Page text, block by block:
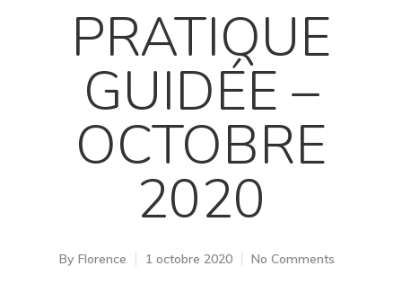
Hit enter to search or ESC to close
PRATIQUE
GUIDÉE –
OCTOBRE
2020
By Florence 1 octobre 2020 No Comments